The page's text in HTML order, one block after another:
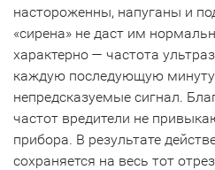
настороженны, напуганы и
«сирена» не даст им
характерно — частота
каждую последующую минуту
непредсказуемые сигнал.
частот вредители не
прибора. В результате
сохраняется на весь тот